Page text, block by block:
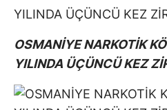
OSMANİYE NARKOTİK
YILINDA ÜÇÜNCÜ KEZ